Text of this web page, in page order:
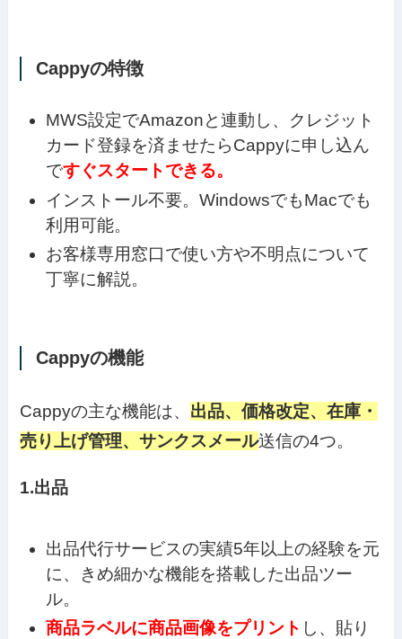
Cappyの特徴
MWS設定でAmazonと連動し、クレジット
カード登録を済ませたらCappyに申し込ん
ですぐスタートできる。
インストール不要。WindowsでもMacでも
利用可能。
お客様専用窓口で使い方や不明点について
丁寧に解説。
Cappyの機能
Cappyの主な機能は、 出品、価格改定、在庫・
売り上げ管理、サンクスメール送信の4つ。
1.出品
出品代行サービスの実績5年以上の経験を元
に、きめ細かな機能を搭載した出品ツー
ル。
商品ラベルに商品画像をプリント し、貼り